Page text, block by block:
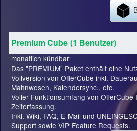
Premium Cube (1 Benutzer)
monatlich kündbar
Das "PREMIUM" Paket enthält eine
Vollversion von OfferCube inkl.
Mahnwesen, Kalendersync., etc.
Voller Funktionsumfang von OfferCube
Zeiterfassung.
Inkl. Wiki, FAQ, E-Mail und
Support sowie VIP Feature Requests.